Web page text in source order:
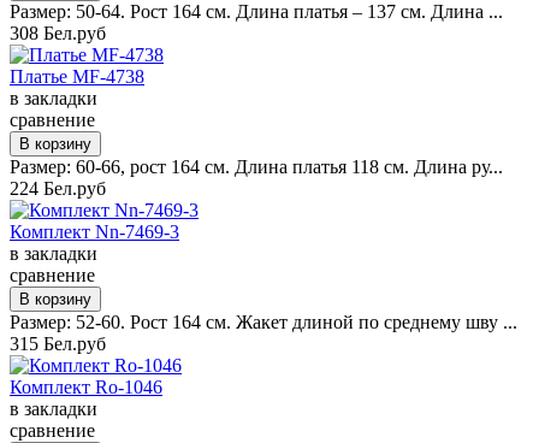
Размер: 50-64. Рост 164 см. Длина платья – 137 см. Длина ...
308 Бел.руб
Платье MF-4738
в закладки
сравнение
Размер: 60-66, рост 164 см. Длина платья 118 см. Длина ру...
224 Бел.руб
Комплект Nn-7469-3
в закладки
сравнение
Размер: 52-60. Рост 164 см. Жакет длиной по среднему шву ...
315 Бел.руб
Комплект Ro-1046
в закладки
сравнение